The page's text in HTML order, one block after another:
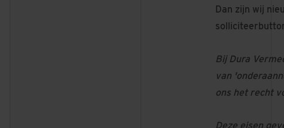
Dan zijn wij
Bij Dura
van
ons het recht
Deze eisen